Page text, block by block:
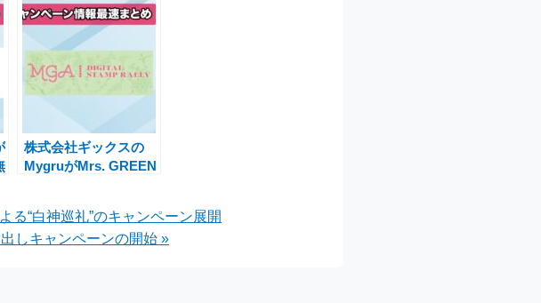
株式会社ギックスの
MygruがMrs. GREEN
れた理由
“白神巡礼”のキャンペーン展開
しキャンペーンの開始 »